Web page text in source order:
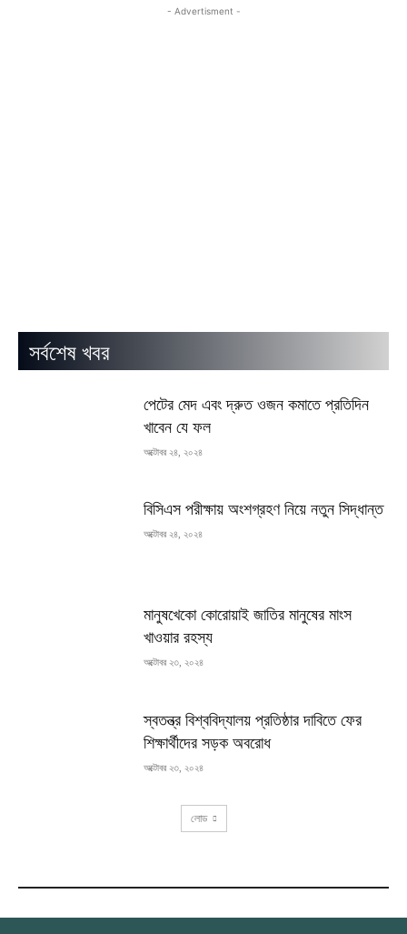
- Advertisment -
সর্বশেষ খবর
পেটের মেদ এবং দ্রুত ওজন কমাতে প্রতিদিন
খাবেন যে ফল
অক্টোবর ২৪, ২০২৪
বিসিএস পরীক্ষায় অংশগ্রহণ নিয়ে নতুন সিদ্ধান্ত
অক্টোবর ২৪, ২০২৪
মানুষখেকো কোরোয়াই জাতির মানুষের মাংস
খাওয়ার রহস্য
অক্টোবর ২৩, ২০২৪
স্বতন্ত্র বিশ্ববিদ্যালয় প্রতিষ্ঠার দাবিতে ফের
শিক্ষার্থীদের সড়ক অবরোধ
অক্টোবর ২৩, ২০২৪
লোড